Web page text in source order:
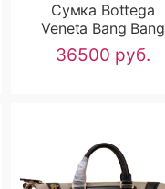
Сумка Bottega
Veneta Bang Bang
RN2715
36500 руб.